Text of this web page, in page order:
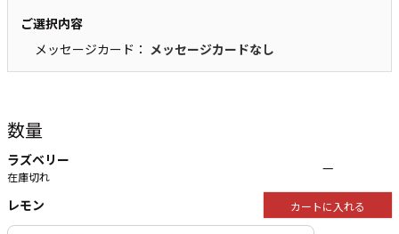
ご選択内容
メッセージカード： メッセージカードなし
数量
ラズベリー
在庫切れ
—
レモン カートに入れる